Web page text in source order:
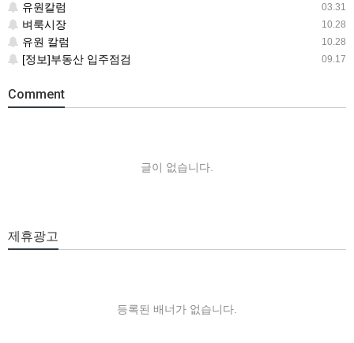
03.31
유원칼럼
10.28
벼룩시장
10.28
유원 칼럼
09.17
[정보]부동산 입주점검
Comment
글이 없습니다.
제휴광고
등록된 배너가 없습니다.